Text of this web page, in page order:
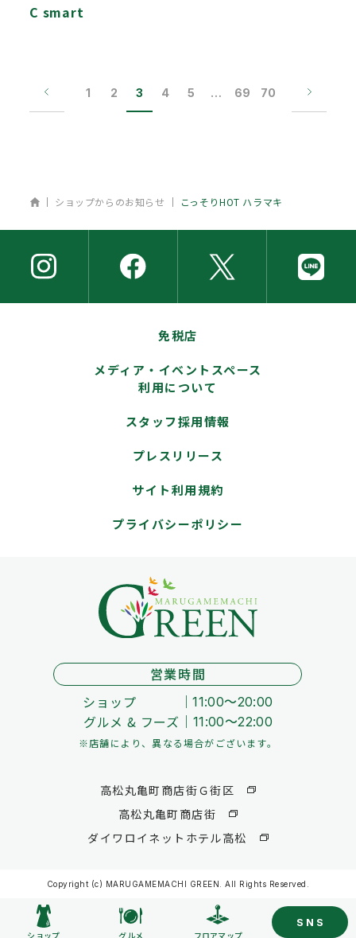
C smart
1 2 3 4 5 … 69 70
ホーム
ショップからのお知らせ こっそりHOT ハラマキ
免税店
メディア・イベントスペース
利用について
スタッフ採用情報
プレスリリース
サイト利用規約
プライバシーポリシー
営業時間
ショップ
11:00～20:00
グルメ & フーズ 11:00～22:00
※店舗により、異なる場合がございます。
高松丸亀町商店街Ｇ街区
高松丸亀町商店街
ダイワロイネットホテル高松
Copyright (c) MARUGAMEMACHI GREEN. All Rights Reserved.
ショップ グルメ フロアマップ
SNS